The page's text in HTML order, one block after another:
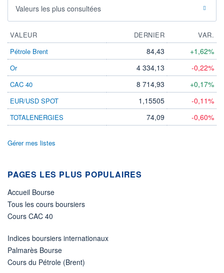
0,44
0,46
0,000
0,481 0,451
VOLUME
765 323
CAPITAL ÉCHANGÉ
VALORISATION DERNIER ÉCHANGE
07.08.26 / 21:55:14
BAISSE
0,000
ESTIMÉ 2026
-
2026
-
DERNIER
DIVIDENDE
0,00 EUR
DIVIDENDE
-
ÉLIGIBILITÉ
Non éligible
Valeurs les plus consultées
VALEUR DERNIER
VAR.
Pétrole Brent
84,43 +1,62%
Or 4 334,13 -0,22%
CAC 40 8 714,93 +0,17%
EUR/USD SPOT 1,15505 -0,11%
TOTALENERGIES 74,09 -0,60%
Gérer mes listes
PAGES LES PLUS POPULAIRES
Accueil Bourse
Tous les cours boursiers
Cours CAC 40
Indices boursiers internationaux
Palmarès Bourse
Cours du Pétrole (Brent)